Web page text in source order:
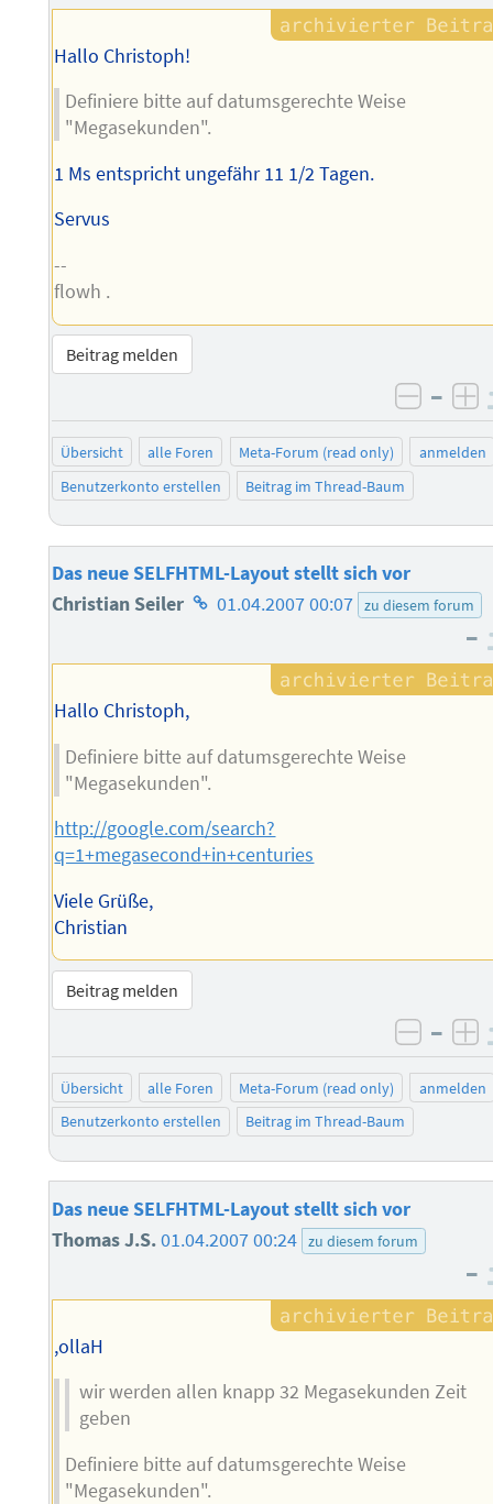
Hallo Christoph!
Definiere bitte auf datumsgerechte Weise
"Megasekunden".
1 Ms entspricht ungefähr 11 1/2 Tagen.
Servus
--
flowh .
Beitrag melden
–
Übersicht alle Foren Meta-Forum (read only)
anmelden
Benutzerkonto erstellen
Beitrag im Thread-Baum
Das neue SELFHTML-Layout stellt sich vor
Christian Seiler Homepage
Autors
01.04.2007 00:07 zu diesem forum
–
Hallo Christoph,
Definiere bitte auf datumsgerechte Weise
"Megasekunden".
http://google.com/search?
q=1+megasecond+in+centuries
Viele Grüße,
Christian
Beitrag melden
–
Übersicht alle Foren Meta-Forum (read only)
anmelden
Benutzerkonto erstellen
Beitrag im Thread-Baum
Das neue SELFHTML-Layout stellt sich vor
Thomas J.S.01.04.2007 00:24 zu diesem forum
–
,ollaH
wir werden allen knapp 32 Megasekunden Zeit
geben
Definiere bitte auf datumsgerechte Weise
"Megasekunden".